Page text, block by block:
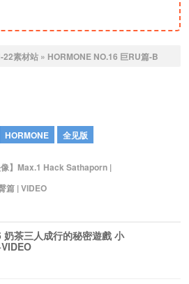
22素材站 » HORMONE NO.16 巨RU篇-B
HORMONE 全见版
】Max.1 Hack Sathaporn |
篇 | VIDEO
奶茶三人成行的秘密遊戲 小